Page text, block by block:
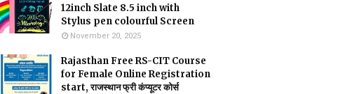
12inch Slate 8.5 inch with
Stylus pen colourful Screen
November 20, 2025
Rajasthan Free RS-CIT Course
for Female Online Registration
start, राजस्थान फ्री कंप्यूटर कोर्स